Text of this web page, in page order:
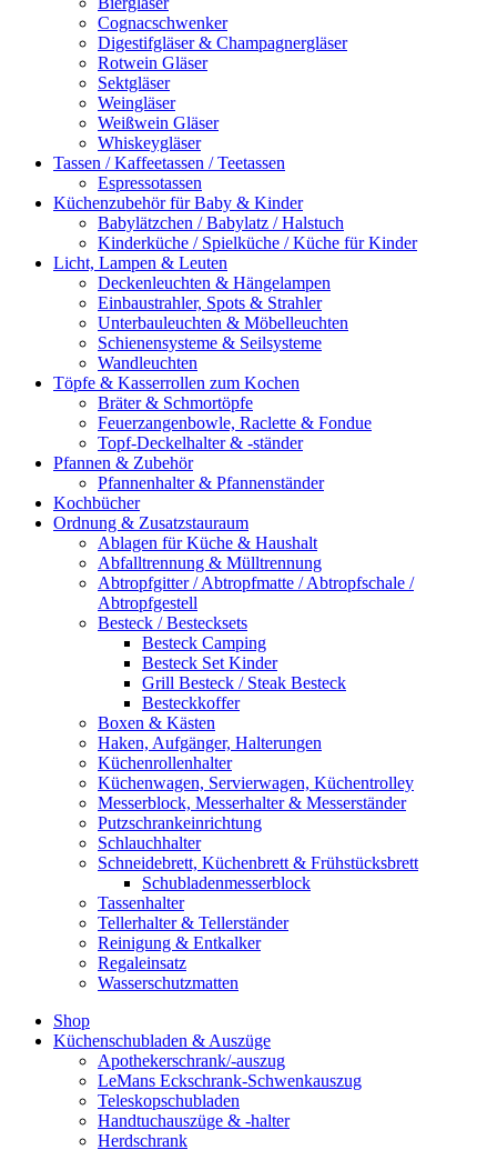
Cognacschwenker
Digestifgläser & Champagnergläser
Rotwein Gläser
Sektgläser
Weingläser
Weißwein Gläser
Whiskeygläser
Tassen / Kaffeetassen / Teetassen
Espressotassen
Küchenzubehör für Baby & Kinder
Babylätzchen / Babylatz / Halstuch
Kinderküche / Spielküche / Küche für Kinder
Licht, Lampen & Leuten
Deckenleuchten & Hängelampen
Einbaustrahler, Spots & Strahler
Unterbauleuchten & Möbelleuchten
Schienensysteme & Seilsysteme
Wandleuchten
Töpfe & Kasserrollen zum Kochen
Bräter & Schmortöpfe
Feuerzangenbowle, Raclette & Fondue
Topf-Deckelhalter & -ständer
Pfannen & Zubehör
Pfannenhalter & Pfannenständer
Kochbücher
Ordnung & Zusatzstauraum
Ablagen für Küche & Haushalt
Abfalltrennung & Mülltrennung
Abtropfgitter / Abtropfmatte / Abtropfschale /
Abtropfgestell
Besteck / Bestecksets
Besteck Camping
Besteck Set Kinder
Grill Besteck / Steak Besteck
Besteckkoffer
Boxen & Kästen
Haken, Aufgänger, Halterungen
Küchenrollenhalter
Küchenwagen, Servierwagen, Küchentrolley
Messerblock, Messerhalter & Messerständer
Putzschrankeinrichtung
Schlauchhalter
Schneidebrett, Küchenbrett & Frühstücksbrett
Schubladenmesserblock
Tassenhalter
Tellerhalter & Tellerständer
Reinigung & Entkalker
Regaleinsatz
Wasserschutzmatten
Shop
Küchenschubladen & Auszüge
Apothekerschrank/-auszug
LeMans Eckschrank-Schwenkauszug
Teleskopschubladen
Handtuchauszüge & -halter
Herdschrank